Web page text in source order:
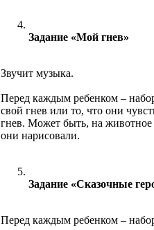
Задание «Мой гнев»
Звучит музыка.
Перед каждым ребенком –
свой гнев или то, что они
гнев. Может быть, на животное
они нарисовали.
Задание «Сказочные
Перед каждым ребенком –